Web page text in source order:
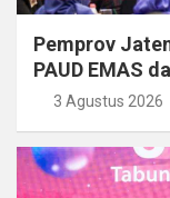
Pemprov
PAUD EMAS
3 Agustus 2026